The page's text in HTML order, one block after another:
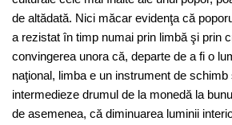
de altădată. Nici măcar evidenţa că
a rezistat în timp numai prin limbă şi prin
convingerea unora că, departe de a fi o
naţional, limba e un instrument de
intermedieze drumul de la monedă la
de asemenea, că diminuarea luminii